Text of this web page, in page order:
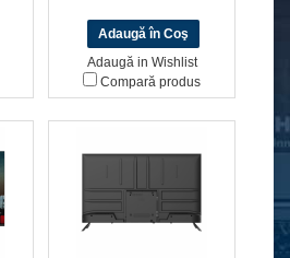
Adaugă in Wishlist
Compară produs